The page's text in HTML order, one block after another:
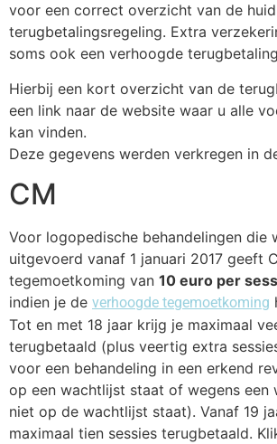
voor een correct overzicht van de
terugbetalingsregeling. Extra
soms ook een verhoogde
Hierbij een kort overzicht van de
een link naar de website waar u alle
kan vinden.
Deze gegevens werden verkregen in
CM
Voor logopedische behandelingen die
uitgevoerd vanaf 1 januari 2017 geeft
tegemoetkoming van 10 euro per
indien je de verhoogde tegemoetkoming
Tot en met 18 jaar krijg je maximaal
terugbetaald (plus veertig extra
voor een behandeling in een erkend
op een wachtlijst staat of wegens een
niet op de wachtlijst staat). Vanaf 19
maximaal tien sessies terugbetaald.